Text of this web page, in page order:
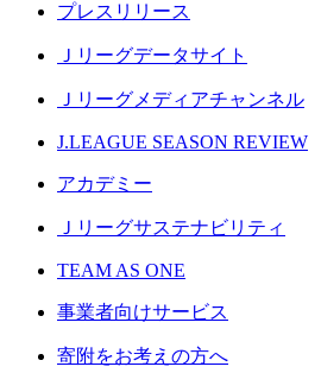
プレスリリース
Ｊリーグデータサイト
Ｊリーグメディアチャンネル
J.LEAGUE SEASON REVIEW
アカデミー
Ｊリーグサステナビリティ
TEAM AS ONE
事業者向けサービス
寄附をお考えの方へ